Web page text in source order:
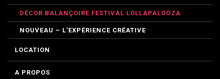
DÉCOR BALANÇOIRE FESTIVAL LOLLAPALOOZA
NOUVEAU – L’EXPÉRIENCE CRÉATIVE
LOCATION
A PROPOS